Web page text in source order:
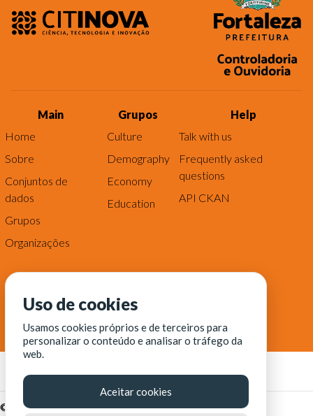
Main
Home
Sobre
Conjuntos de
dados
Grupos
Organizações
Grupos
Culture
Demography
Economy
Education
Help
Talk with us
Frequently asked
questions
API CKAN
© Fortaleza Digital || CITINOVA - Fundação de Ciência,
Uso de cookies
Usamos cookies próprios e de terceiros para
personalizar o conteúdo e analisar o tráfego da
web.
Aceitar cookies